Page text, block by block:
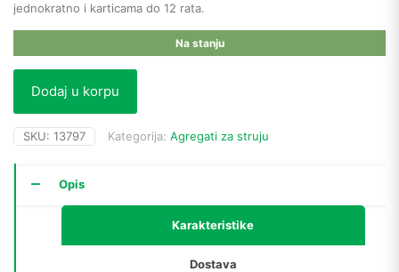
jednokratno i karticama do 12 rata.
Na stanju
Dodaj u korpu
SKU: 13797 Kategorija: Agregati za struju
Opis
Karakteristike
Dostava